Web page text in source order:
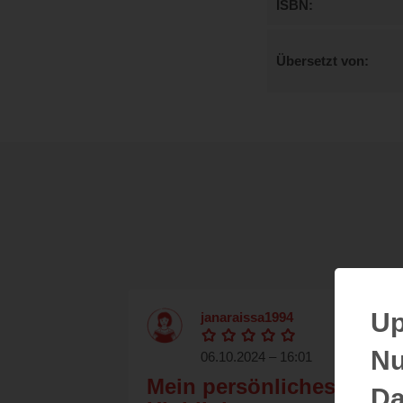
ISBN
Übersetzt von
janaraissa1994
06.10.2024 – 16:01
Mein persönliches